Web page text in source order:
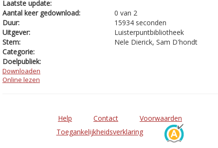
Laatste update:
Aantal keer gedownload:
0 van 2
Duur:
15934 seconden
Uitgever:
Luisterpuntbibliotheek
Stem:
Nele Dierick, Sam D'hondt
Categorie:
Doelpubliek:
Downloaden
Online lezen
Help Contact
Voorwaarden
Toegankelijkheidsverklaring